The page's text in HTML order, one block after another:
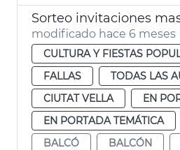
modificado hace 6 meses
CULTURA Y FIESTAS
FALLAS
TODAS LAS
CIUTAT VELLA
EN
EN PORTADA TEMÁTICA
BALCÓ
BALCÓN